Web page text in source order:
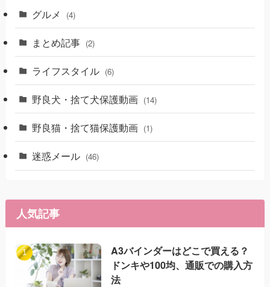
グルメ (4)
まとめ記事 (2)
ライフスタイル (6)
野良犬・捨て犬保護動画 (14)
野良猫・捨て猫保護動画 (1)
迷惑メール (46)
人気記事
A3バインダーはどこで買える？
ドンキや100均、通販での購入方
法